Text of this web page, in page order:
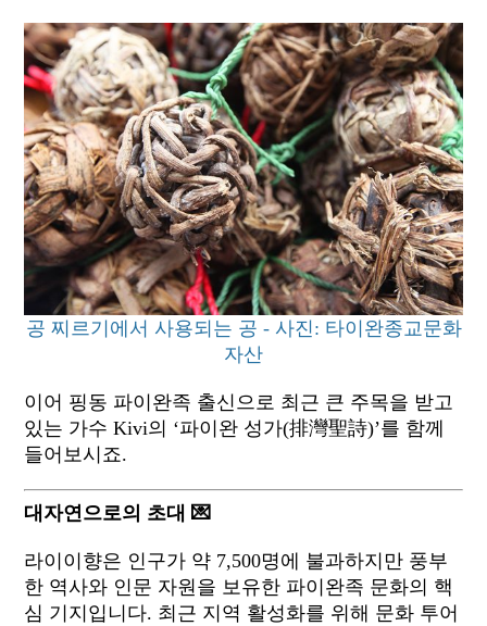
공 찌르기에서 사용되는 공 - 사진: 타이완종교문화
자산
이어 핑동 파이완족 출신으로 최근 큰 주목을 받고
있는 가수 Kivi의 ‘파이완 성가(排灣聖詩)’를 함께
들어보시죠.
대자연으로의 초대 💌
라이이향은 인구가 약 7,500명에 불과하지만 풍부
한 역사와 인문 자원을 보유한 파이완족 문화의 핵
심 기지입니다. 최근 지역 활성화를 위해 문화 투어